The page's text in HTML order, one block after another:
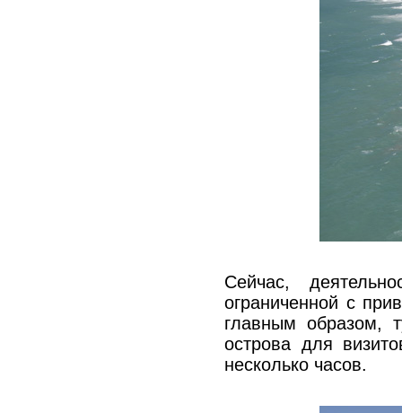
Сейчас,
ограниченной с
главным образом,
острова для
несколько часов.